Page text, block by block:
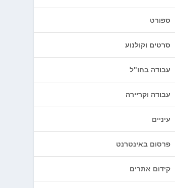
ספורט
סרטים וקולנוע
עבודה בחו"ל
עבודה וקריירה
עיניים
פרסום באינטרנט
קידום אתרים